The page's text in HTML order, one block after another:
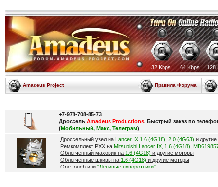
32 Kbps 64 Kbps 128
Amadeus Project Правила Форума
+7-978-708-85-73
Дроссель Amadeus Productions. Быстрый заказ по
(Мобильный, Макс, Телеграм)
Дроссельный узел на Lancer IX 1.6 (4G18), 2.0 (4G63) и
Ремкомплект РХХ на Mitsubishi Lancer IX, 1.6 (4G18),
Облегченный маховик на 1.6 (4G18) и другие моторы
Облегченные шкивы на 1.6 (4G18) и другие моторы
One-touch или "Ленивые поворотники"